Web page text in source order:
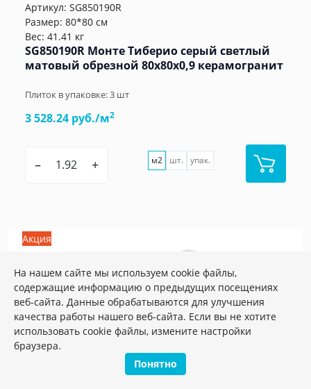
Артикул: SG850190R
Размер: 80*80 см
Вес: 41.41 кг
SG850190R Монте Тиберио серый светлый
матовый обрезной 80x80x0,9 керамогранит
Плиток в упаковке:3 шт
3 528.24 руб./м2
– + м2 шт. упак.
Акция
На нашем сайте мы используем cookie файлы,
содержащие информацию о предыдущих посещениях
веб-сайта. Данные обрабатываются для улучшения
качества работы нашего веб-сайта. Если вы не хотите
использовать cookie файлы, измените настройки
браузера.
Понятно